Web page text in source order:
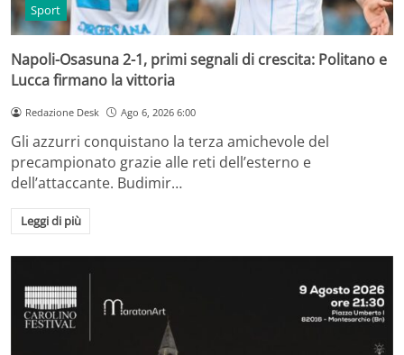
Sport
Napoli-Osasuna 2-1, primi segnali di crescita: Politano e
Lucca firmano la vittoria
Redazione Desk Ago 6, 2026 6:00
Gli azzurri conquistano la terza amichevole del
precampionato grazie alle reti dell’esterno e
dell’attaccante. Budimir…
Leggi di più